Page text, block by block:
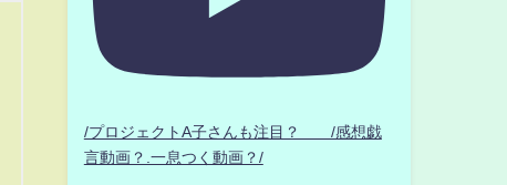
/プロジェクトA子さんも注目？ /感想戯
言動画？.一息つく動画？/